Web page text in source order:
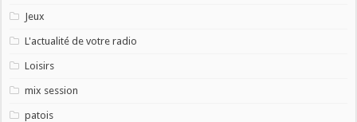
Jeux
L'actualité de votre radio
Loisirs
mix session
patois